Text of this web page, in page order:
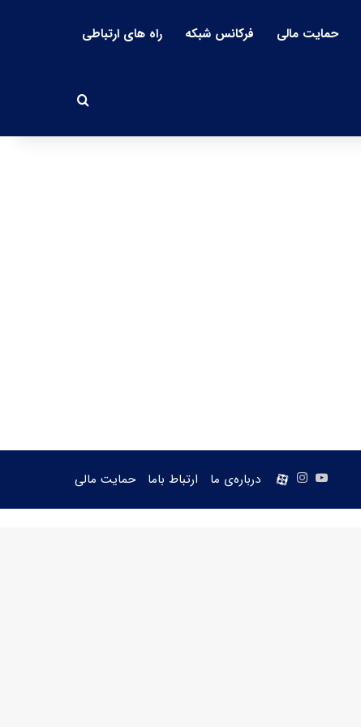
حمایت مالی فرکانس شبکه راه های ارتباطی
درباره‌ی ما ارتباط باما حمایت مالی یوتیوباینستاگرام
aparat